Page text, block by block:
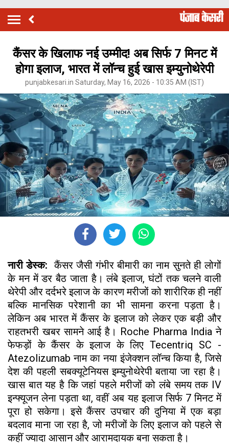
कैंसर के खिलाफ नई उम्मीद! अब सिर्फ 7 मिनट में
होगा इलाज, भारत में लॉन्च हुई खास इम्युनोथेरेपी
punjabkesari.in Saturday, May 16, 2026 - 10:35 AM (IST)
नारी डेस्क: कैंसर जैसी गंभीर बीमारी का नाम सुनते ही लोगों
के मन में डर बैठ जाता है। लंबे इलाज, घंटों तक चलने वाली
थेरेपी और दर्दभरे इलाज के कारण मरीजों को शारीरिक ही नहीं
बल्कि मानसिक परेशानी का भी सामना करना पड़ता है।
लेकिन अब भारत में कैंसर के इलाज को लेकर एक बड़ी और
राहतभरी खबर सामने आई है। Roche Pharma India ने
फेफड़ों के कैंसर के इलाज के लिए Tecentriq SC -
Atezolizumab नाम का नया इंजेक्शन लॉन्च किया है, जिसे
देश की पहली सबक्यूटेनियस इम्युनोथेरेपी बताया जा रहा है।
खास बात यह है कि जहां पहले मरीजों को लंबे समय तक IV
इन्फ्यूजन लेना पड़ता था, वहीं अब यह इलाज सिर्फ 7 मिनट में
पूरा हो सकेगा। इसे कैंसर उपचार की दुनिया में एक बड़ा
बदलाव माना जा रहा है, जो मरीजों के लिए इलाज को पहले से
कहीं ज्यादा आसान और आरामदायक बना सकता है।